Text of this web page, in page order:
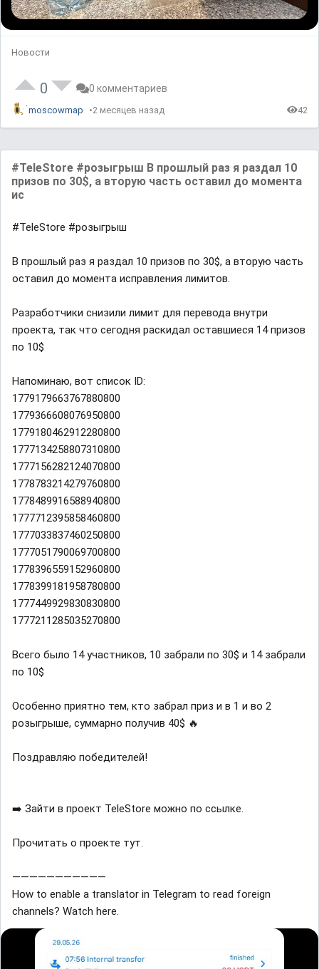
Новости
0 0 комментариев
moscowmap 2 месяцев назад 42
#TeleStore #розыгрыш В прошлый раз я раздал 10
призов по 30$, а вторую часть оставил до момента
ис
#TeleStore #розыгрыш
В прошлый раз я раздал 10 призов по 30$, а вторую часть
оставил до момента исправления лимитов.
Разработчики снизили лимит для перевода внутри
проекта, так что сегодня раскидал оставшиеся 14 призов
по 10$
Напоминаю, вот список ID:
1779179663767880800
1779366608076950800
1779180462912280800
1777134258807310800
1777156282124070800
1778783214279760800
1778489916588940800
1777712395858460800
1777033837460250800
1777051790069700800
1778396559152960800
1778399181958780800
1777449929830830800
1777211285035270800
Всего было 14 участников, 10 забрали по 30$ и 14 забрали
по 10$
Особенно приятно тем, кто забрал приз и в 1 и во 2
розыгрыше, суммарно получив 40$ 🔥
Поздравляю победителей!
➡️ Зайти в проект TeleStore можно по ссылке.
Прочитать о проекте тут.
———————————
How to enable a translator in Telegram to read foreign
channels? Watch here.